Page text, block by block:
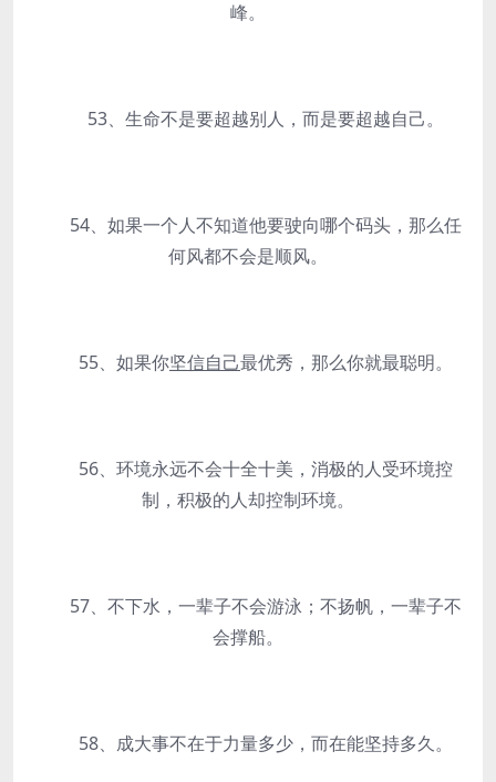
峰。
53、生命不是要超越别人，而是要超越自己。
54、如果一个人不知道他要驶向哪个码头，那么任
何风都不会是顺风。
55、如果你坚信自己最优秀，那么你就最聪明。
56、环境永远不会十全十美，消极的人受环境控
制，积极的人却控制环境。
57、不下水，一辈子不会游泳；不扬帆，一辈子不
会撑船。
58、成大事不在于力量多少，而在能坚持多久。